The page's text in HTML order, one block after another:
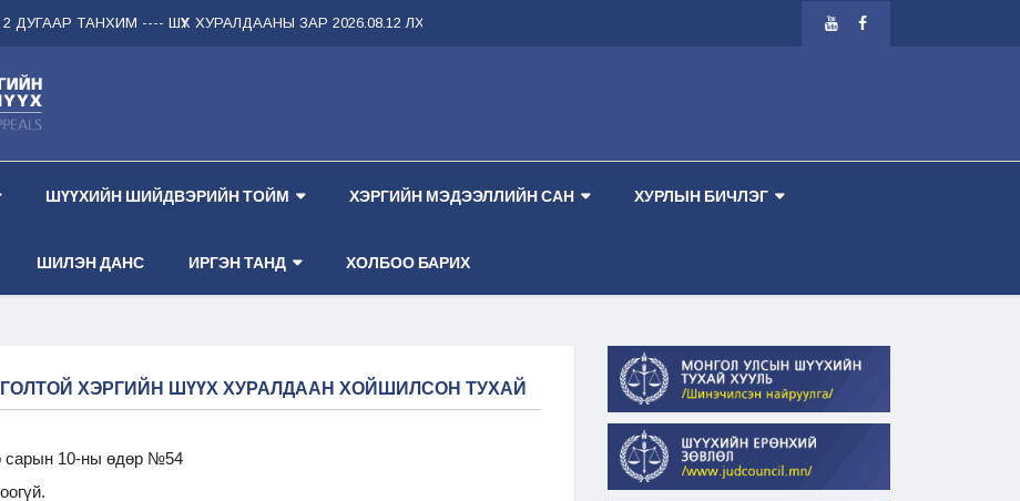
ДУГААР ТАНХИМ ---- ШҮҮХ ХУРАЛДААНЫ ЗАР 2026.08.12 ЛХАГВА ГАРАГ 2 ДУГААР ТАНХИМ -- -- ШҮҮХ ХУРАЛДААНЫ ЗАР 2026.08.13 ПҮРЭВ ГАРАГ 1
ШҮҮХИЙН ШИЙДВЭРИЙН ТОЙМ ХЭРГИЙН МЭДЭЭЛЛИЙН САН ХУРЛЫН БИЧЛЭГ
ШИЛЭН ДАНС ИРГЭН ТАНД ХОЛБОО БАРИХ
ХЭРГИЙН ШҮҮХ ХУРАЛДААН ХОЙШИЛСОН ТУХАЙ
сарын 10-ны өдөр №54